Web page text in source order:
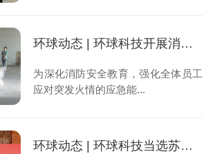
环球动态 | 环球科技开展消防演练活动
为深化消防安全教育，强化全体员工
应对突发火情的应急能...
环球动态 | 环球科技当选苏州市汽车电子及零部件产业商会副会长单位